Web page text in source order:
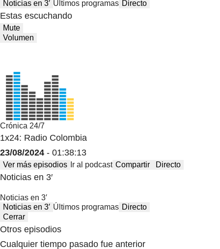
Noticias en 3′ Últimos programas Directo
Estas escuchando
Mute
Volumen
Crónica 24/7
1x24: Radio Colombia
23/08/2024 - 01:38:13
Ver más episodios Ir al podcast Compartir Directo
Noticias en 3′
Noticias en 3′
Noticias en 3′ Últimos programas Directo
Cerrar
Otros episodios
Cualquier tiempo pasado fue anterior